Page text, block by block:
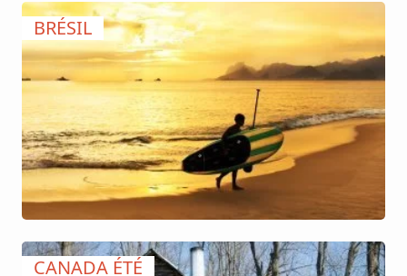
BRÉSIL
CANADA ÉTÉ